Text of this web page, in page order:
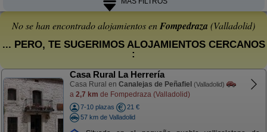
No se han encontrado alojamientos enFompedraza (Valladolid)
... PERO, TE SUGERIMOS ALOJAMIENTOS CERCANOS
:
Casa Rural La Herrería
Casa Rural en Canalejas de Peñafiel (Valladolid)
a 2,7 km de Fompedraza (Valladolid)
7-10 plazas
21 €
57 km de Valladolid